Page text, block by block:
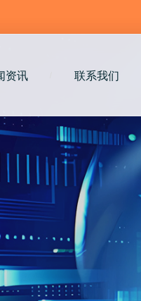
资讯 联系我们